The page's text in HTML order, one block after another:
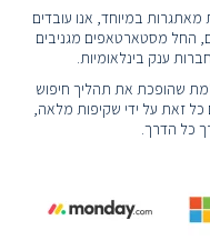
מאתגרות במיוחד, אנו עובדים
החל מסטארטאפים מגניבים
ענק בינלאומיות.
שהופכת את תהליך חיפוש
כל זאת על ידי שקיפות מלאה,
כל הדרך.